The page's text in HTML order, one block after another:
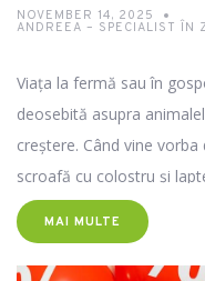
NOVEMBER 14, 2025
ANDREEA – SPECIALIST ÎN
Viața la fermă sau în
deosebită asupra
creștere. Când vine
scroafă cu colostru şi
imunitară şi nutrienţi
următor își propune să
temă, ce presupune
MAI MULTE